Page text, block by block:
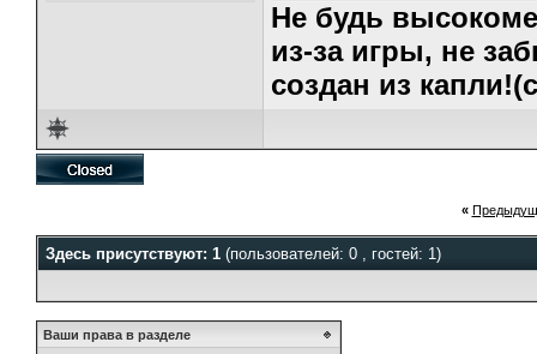
Не будь
из-за игры, не
создан из
«
Здесь присутствуют: 1 (пользователей: 0 , гостей: 1)
Ваши права в разделе